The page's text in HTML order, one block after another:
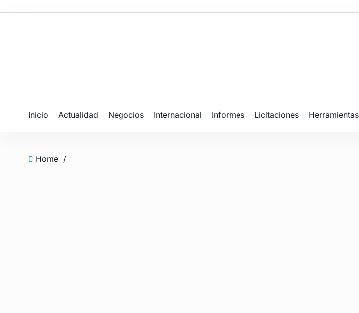
Inicio Actualidad Negocios Internacional Informes Licitaciones Herramientas
Home /